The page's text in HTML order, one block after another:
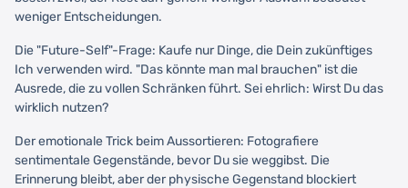
weniger Entscheidungen.
Die "Future-Self"-Frage: Kaufe nur Dinge, die Dein zukünftiges
Ich verwenden wird. "Das könnte man mal brauchen" ist die
Ausrede, die zu vollen Schränken führt. Sei ehrlich: Wirst Du das
wirklich nutzen?
Der emotionale Trick beim Aussortieren: Fotografiere
sentimentale Gegenstände, bevor Du sie weggibst. Die
Erinnerung bleibt, aber der physische Gegenstand blockiert